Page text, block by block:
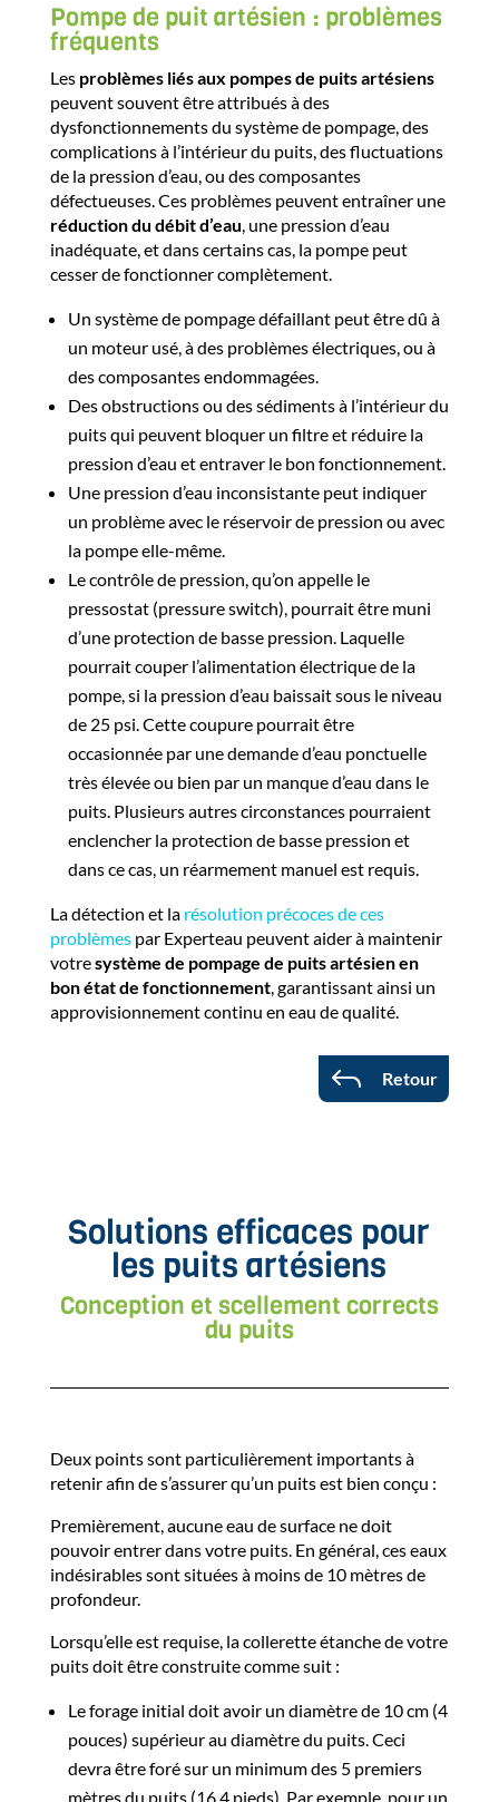
Pompe de puit artésien : problèmes
fréquents
Les problèmes liés aux pompes de puits artésiens
peuvent souvent être attribués à des
dysfonctionnements du système de pompage, des
complications à l’intérieur du puits, des fluctuations
de la pression d’eau, ou des composantes
défectueuses. Ces problèmes peuvent entraîner une
réduction du débit d’eau, une pression d’eau
inadéquate, et dans certains cas, la pompe peut
cesser de fonctionner complètement.
Un système de pompage défaillant peut être dû à
un moteur usé, à des problèmes électriques, ou à
des composantes endommagées.
Des obstructions ou des sédiments à l’intérieur du
puits qui peuvent bloquer un filtre et réduire la
pression d’eau et entraver le bon fonctionnement.
Une pression d’eau inconsistante peut indiquer
un problème avec le réservoir de pression ou avec
la pompe elle-même.
Le contrôle de pression, qu’on appelle le
pressostat (pressure switch), pourrait être muni
d’une protection de basse pression. Laquelle
pourrait couper l’alimentation électrique de la
pompe, si la pression d’eau baissait sous le niveau
de 25 psi. Cette coupure pourrait être
occasionnée par une demande d’eau ponctuelle
très élevée ou bien par un manque d’eau dans le
puits. Plusieurs autres circonstances pourraient
enclencher la protection de basse pression et
dans ce cas, un réarmement manuel est requis.
La détection et la résolution précoces de ces
problèmespar Experteau peuvent aider à maintenir
votresystème de pompage de puits artésien en
bon état de fonctionnement, garantissant ainsi un
approvisionnement continu en eau de qualité.
J Retour
Solutions efficaces pour
les puits artésiens
Conception et scellement corrects
du puits
Deux points sont particulièrement importants à
retenir afin de s’assurer qu’un puits est bien conçu :
Premièrement, aucune eau de surface ne doit
pouvoir entrer dans votre puits. En général, ces eaux
indésirables sont situées à moins de 10 mètres de
profondeur.
Lorsqu’elle est requise, la collerette étanche de votre
puits doit être construite comme suit :
Le forage initial doit avoir un diamètre de 10 cm (4
pouces) supérieur au diamètre du puits. Ceci
devra être foré sur un minimum des 5 premiers
mètres du puits (16.4 pieds). Par exemple, pour un